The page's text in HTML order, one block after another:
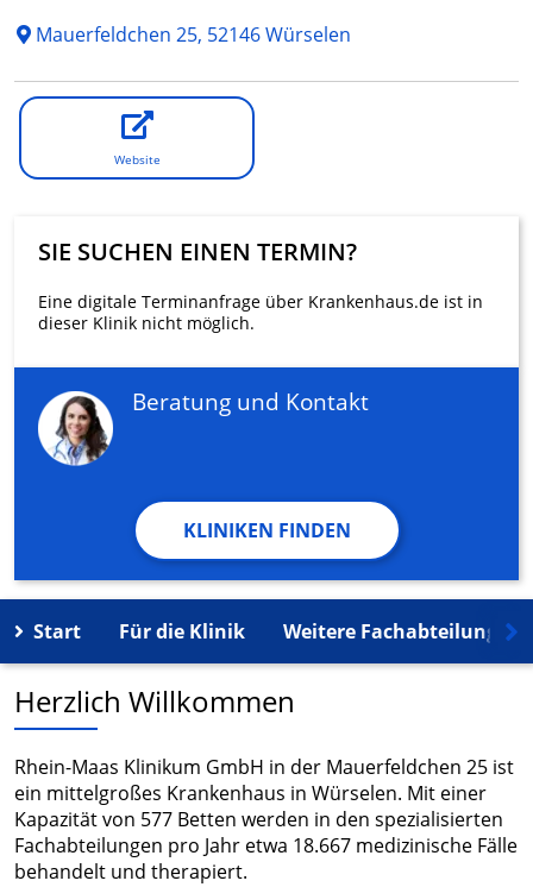
Mauerfeldchen 25, 52146 Würselen
Website
SIE SUCHEN EINEN TERMIN?
Eine digitale Terminanfrage über Krankenhaus.de ist in
dieser Klinik nicht möglich.
Beratung und Kontakt
KLINIKEN FINDEN
Start Für die Klinik Weitere Fachabteilungen
Herzlich Willkommen
Rhein-Maas Klinikum GmbH in der Mauerfeldchen 25 ist
ein mittelgroßes Krankenhaus in Würselen. Mit einer
Kapazität von 577 Betten werden in den spezialisierten
Fachabteilungen pro Jahr etwa 18.667 medizinische Fälle
behandelt und therapiert.